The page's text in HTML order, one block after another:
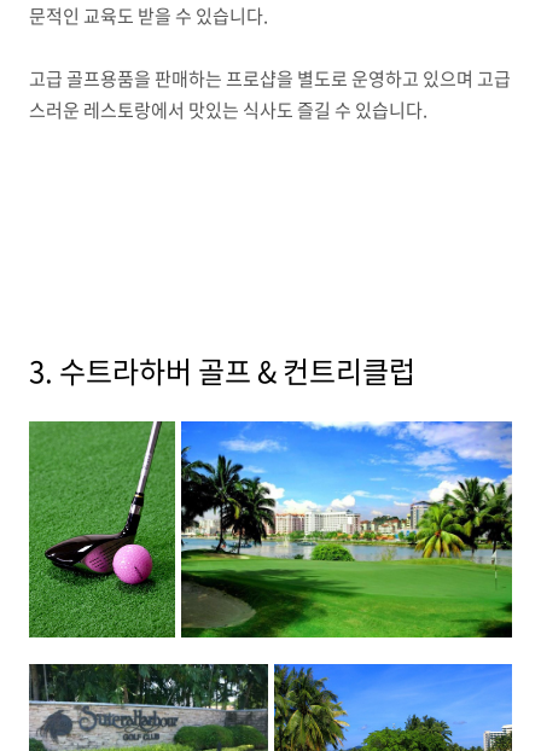
문적인 교육도 받을 수 있습니다.
고급 골프용품을 판매하는 프로샵을 별도로 운영하고 있으며 고급
스러운 레스토랑에서 맛있는 식사도 즐길 수 있습니다.
3. 수트라하버 골프 & 컨트리클럽